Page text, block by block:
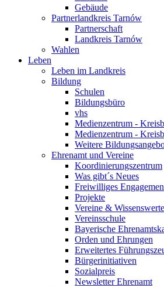
Gebäude
Partnerlandkreis Tarnów
Partnerschaft
Landkreis Tarnów
Wahlen
Leben
Leben im Landkreis
Bildung
Schulen
Bildungsbüro
vhs
Medienzentrum -
Medienzentrum -
Weitere
Ehrenamt und Vereine
Koordinierungszentrum
Was gibt´s Neues
Freiwilliges
Projekte
Vereine &
Vereinsschule
Bayerische
Orden und Ehrungen
Erweitertes
Bürgerinitiativen
Sozialpreis
Newsletter Ehrenamt